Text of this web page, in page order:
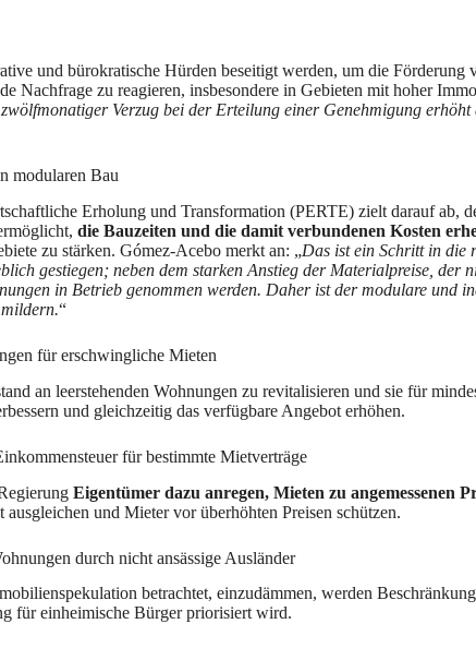
und bürokratische Hürden beseitigt werden, um die
Nachfrage zu reagieren, insbesondere in Gebieten mit hoher
Verzug bei der Erteilung einer Genehmigung
modularen Bau
Erholung und Transformation (PERTE) zielt darauf ab,
die Bauzeiten und die damit verbundenen Kosten
zu stärken. Gómez-Acebo merkt an: „Das ist ein Schritt in die
gestiegen; neben dem starken Anstieg der Materialpreise,
in Betrieb genommen werden. Daher ist der modulare und
“
für erschwingliche Mieten
an leerstehenden Wohnungen zu revitalisieren und sie für
und gleichzeitig das verfügbare Angebot erhöhen.
für bestimmte Mietverträge
Eigentümer dazu anregen, Mieten zu angemessenen
und Mieter vor überhöhten Preisen schützen.
durch nicht ansässige Ausländer
betrachtet, einzudämmen, werden
für einheimische Bürger priorisiert wird.